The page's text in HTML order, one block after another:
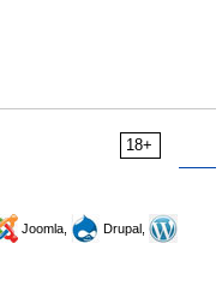
18+
Joomla,
Drupal,